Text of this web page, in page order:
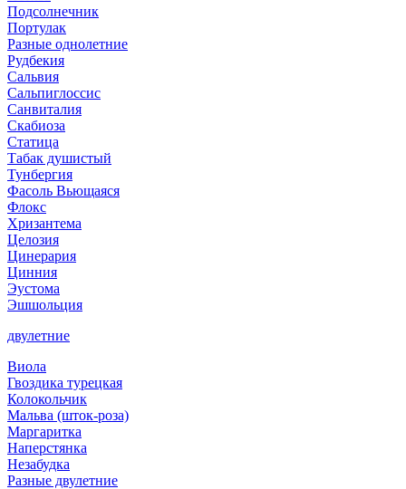
Подсолнечник
Портулак
Разные однолетние
Рудбекия
Сальвия
Сальпиглоссис
Санвиталия
Скабиоза
Статица
Табак душистый
Тунбергия
Фасоль Вьющаяся
Флокс
Хризантема
Целозия
Цинерария
Цинния
Эустома
Эшшольция
двулетние
Виола
Гвоздика турецкая
Колокольчик
Мальва (шток-роза)
Маргаритка
Наперстянка
Незабудка
Разные двулетние